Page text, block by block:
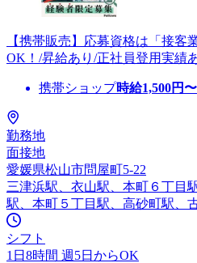
【携帯販売】応募資格は「接客
OK！/昇給あり/正社員登用実績
携帯ショップ時給1,500円〜
勤務地
面接地
愛媛県松山市問屋町5-22
三津浜駅、衣山駅、本町６丁目
駅、本町５丁目駅、高砂町駅、
シフト
1日8時間 週5日からOK